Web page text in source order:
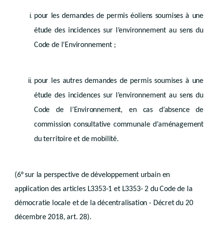
Art. D.II.54/10
Art. D.II.54/11
Effets juridiques
Art.D.II.56
Art.D.II.57
Droit transitoire
Chapitre Ier
Schéma de développement de l’espace régional
Art. D.II.58
Art. D.II.60
Art. D.II.61
Chapitre III
Plans d’aménagement
pour les demandes de permis éoliens soumises à une
étude des incidences sur l’environnement au sens du
Code de l’Environnement ;
pour les autres demandes de permis soumises à une
étude des incidences sur l’environnement au sens du
Code de l’Environnement, en cas d’absence de
commission consultative communale d’aménagement
du territoire et de mobilité.
(6° sur la perspective de développement urbain en
application des articles L3353-1 et L3353- 2 du Code de la
démocratie locale et de la décentralisation - Décret du 20
décembre 2018, art. 28).